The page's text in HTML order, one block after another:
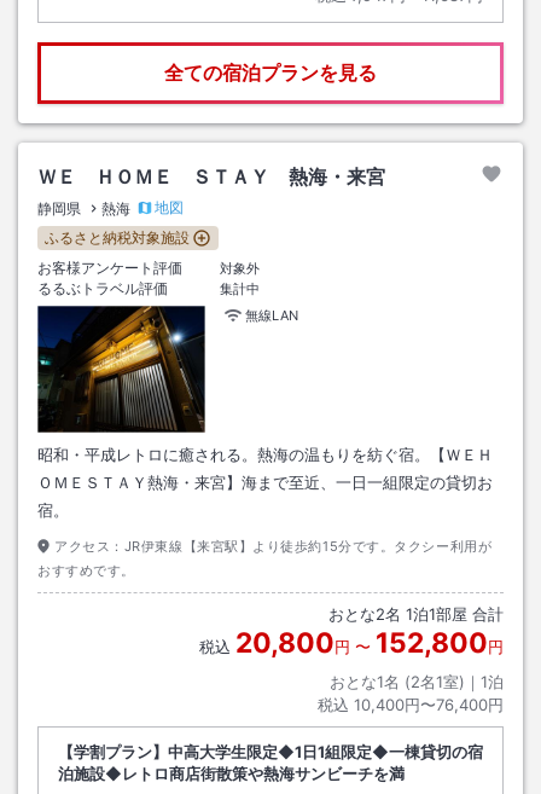
全ての宿泊プランを見る
ＷＥ ＨＯＭＥ ＳＴＡＹ 熱海・来宮
静岡県 熱海
地図
ふるさと納税対象施設
お客様アンケート評価
対象外
るるぶトラベル評価
集計中
無線LAN
昭和・平成レトロに癒される。熱海の温もりを紡ぐ宿。【ＷＥＨ
ＯＭＥＳＴＡＹ熱海・来宮】海まで至近、一日一組限定の貸切お
宿。
アクセス： JR伊東線【来宮駅】より徒歩約15分です。タクシー利用が
おすすめです。
おとな2名 1泊1部屋 合計
税込 20,800円 〜 152,800円
おとな1名 (2名1室)｜ 1泊
税込 10,400円〜76,400円
【学割プラン】中高大学生限定◆1日1組限定◆一棟貸切の宿
泊施設◆レトロ商店街散策や熱海サンビーチを満